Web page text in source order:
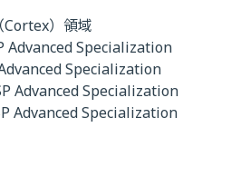
Cortex）領域
Advanced Specialization
Specialization
Advanced Specialization
Advanced Specialization